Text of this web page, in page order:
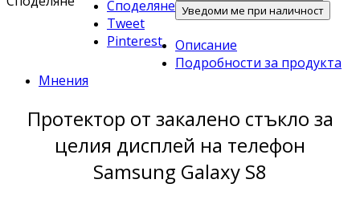
Споделяне
Tweet
Pinterest
Уведоми ме при наличност
Описание
Подробности за продукта
Мнения
Протектор от закалено стъкло за
целия дисплей на телефон
Samsung Galaxy S8